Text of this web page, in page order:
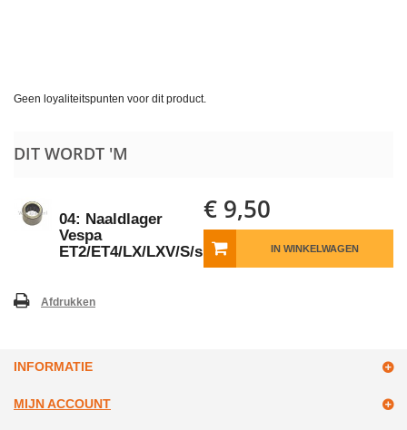
Geen loyaliteitspunten voor dit product.
DIT WORDT 'M
04: Naaldlager
Vespa
ET2/ET4/LX/LXV/S/sprint/Primavera
€ 9,50
IN WINKELWAGEN
Afdrukken
INFORMATIE
MIJN ACCOUNT